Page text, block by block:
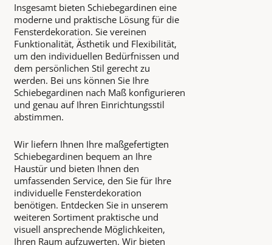
Insgesamt bieten Schiebegardinen eine
moderne und praktische Lösung für die
Fensterdekoration. Sie vereinen
Funktionalität, Ästhetik und Flexibilität,
um den individuellen Bedürfnissen und
dem persönlichen Stil gerecht zu
werden. Bei uns können Sie Ihre
Schiebegardinen nach Maß konfigurieren
und genau auf Ihren Einrichtungsstil
abstimmen.
Wir liefern Ihnen Ihre maßgefertigten
Schiebegardinen bequem an Ihre
Haustür und bieten Ihnen den
umfassenden Service, den Sie für Ihre
individuelle Fensterdekoration
benötigen. Entdecken Sie in unserem
weiteren Sortiment praktische und
visuell ansprechende Möglichkeiten,
Ihren Raum aufzuwerten. Wir bieten